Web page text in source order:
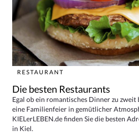
RESTAURANT
Die besten Restaurants
Egal ob ein romantisches Dinner zu zweit
eine Familienfeier in gemütlicher
KIELerLEBEN.de finden Sie die besten
in Kiel.